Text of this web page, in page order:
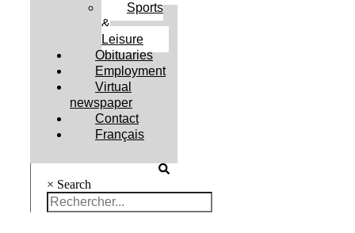
Sports
&
Leisure
Obituaries
Employment
Virtual
newspaper
Contact
Français
× Search